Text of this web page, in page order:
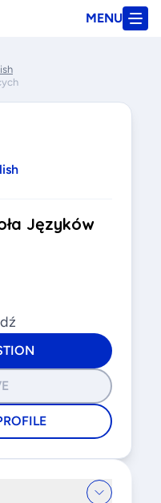
MENU
Języków